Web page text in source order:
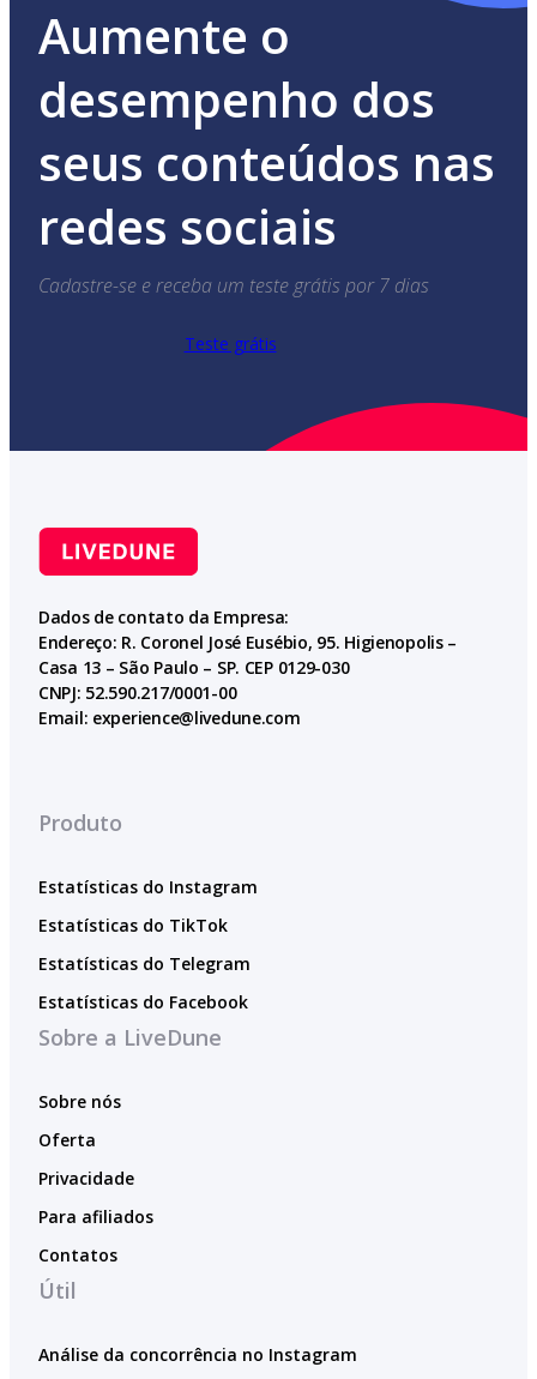
Aumente o
desempenho dos
seus conteúdos nas
redes sociais
Cadastre-se e receba um teste grátis por 7 dias
Teste grátis
Dados de contato da Empresa:
Endereço: R. Coronel José Eusébio, 95. Higienopolis –
Casa 13 – São Paulo – SP. CEP 0129-030
CNPJ: 52.590.217/0001-00
Email: experience@livedune.com
Produto
Estatísticas do Instagram
Estatísticas do TikTok
Estatísticas do Telegram
Estatísticas do Facebook
Sobre a LiveDune
Sobre nós
Oferta
Privacidade
Para afiliados
Contatos
Útil
Análise da concorrência no Instagram